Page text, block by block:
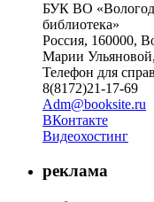
БУК ВО
библиотека»
Россия, 160000,
Марии
Телефон для
8(8172)21-17-69
Adm@booksite.ru
ВКонтакте
Видеохостинг
реклама